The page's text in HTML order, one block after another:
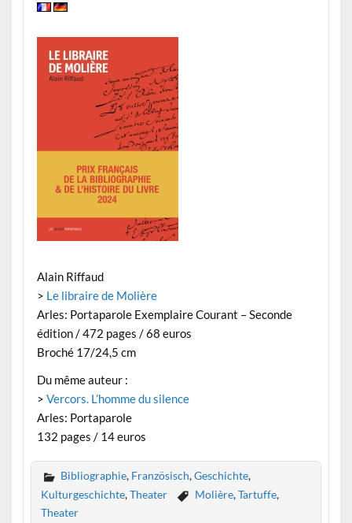
Alain Riffaud
> Le libraire de Molière
Arles: Portaparole Exemplaire Courant – Seconde
édition / 472 pages / 68 euros
Broché 17/24,5 cm​
Du même auteur :
> Vercors. L’homme du silence
Arles: Portaparole
132 pages / 14 euros
Bibliographie, Französisch,Geschichte,
Kulturgeschichte,Theater Molière,Tartuffe,
Theater